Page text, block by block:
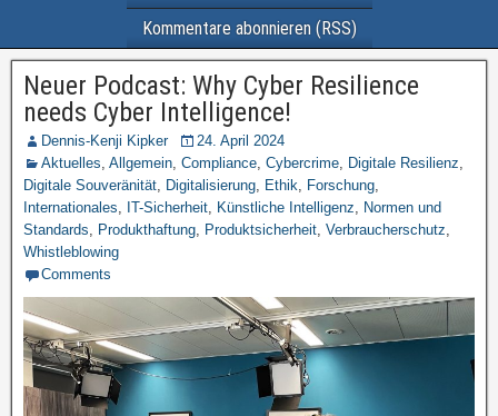
Kommentare abonnieren (RSS)
Neuer Podcast: Why Cyber Resilience
needs Cyber Intelligence!
Dennis-Kenji Kipker
24. April 2024
Aktuelles, Allgemein, Compliance, Cybercrime, Digitale Resilienz,
Digitale Souveränität, Digitalisierung, Ethik, Forschung,
Internationales, IT-Sicherheit, Künstliche Intelligenz, Normen und
Standards, Produkthaftung, Produktsicherheit, Verbraucherschutz,
Whistleblowing
Comments